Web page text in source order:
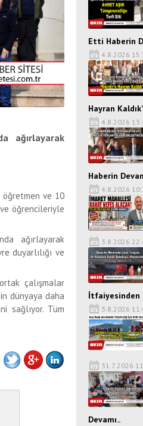
ağırlayarak
öğretmen ve 10
öğrencileriyle
ağırlayarak
duyarlılığı ve
çalışmalar
dünyaya daha
sağlıyor. Tüm
Etti Haberin
4.8.2026
Hayran
4.8.2026
Haberin
4.8.2026
3.8.2026
İtfaiyesinden
3.8.2026
31.7.2026
Devamı..